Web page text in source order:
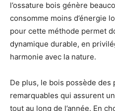
l’ossature bois génère
consomme moins d’énergie
pour cette méthode permet
dynamique durable, en
harmonie avec la nature.
De plus, le bois possède
remarquables qui assurent
tout au long de l’année. En